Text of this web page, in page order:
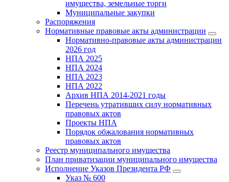
имущества, земельные торги
Муниципальные закупки
Распоряжения
Нормативные правовые акты администрации
Нормативно-правовые акты администрации
2026 год
НПА 2025
НПА 2024
НПА 2023
НПА 2022
Архив НПА 2014-2021 годы
Перечень утративших силу нормативных
правовых актов
Проекты НПА
Порядок обжалования нормативных
правовых актов
Реестр муниципального имущества
План приватизации муниципального имущества
Исполнение Указов Президента РФ
Указ № 600